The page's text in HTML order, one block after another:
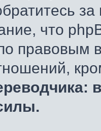
что
правовым